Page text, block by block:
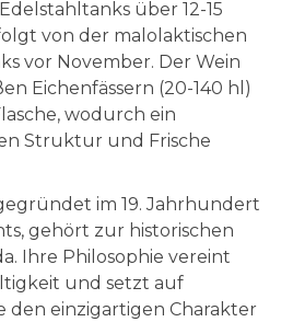
über 12-15
von der malolaktischen
vor November. Der Wein
Eichenfässern (20-140 hl)
wodurch ein
Struktur und Frische
im 19. Jahrhundert
gehört zur historischen
Ihre Philosophie vereint
und setzt auf
den einzigartigen Charakter